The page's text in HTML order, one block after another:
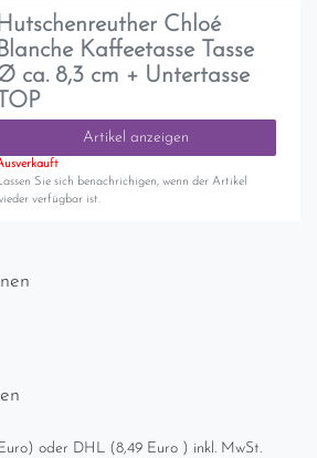
Hutschenreuther Chloé
Blanche Kaffeetasse Tasse
ca. 8,3 cm + Untertasse
TOP
Artikel anzeigen
Sie sich benachrichigen, wenn der Artikel
verfügbar ist.
oder DHL (8,49 Euro ) inkl. MwSt.